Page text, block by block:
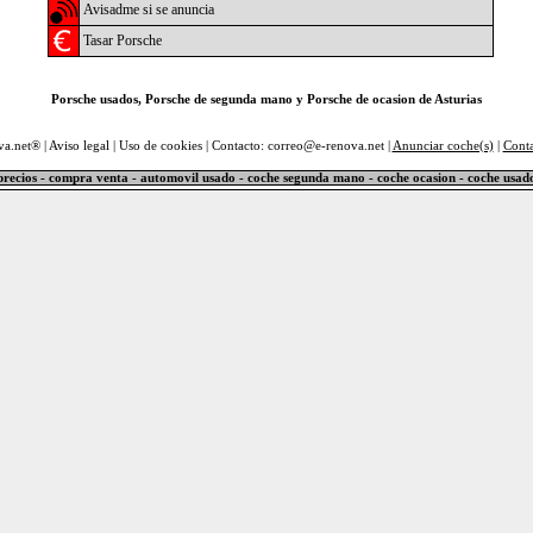
Avisadme si se anuncia
Tasar Porsche
Porsche usados, Porsche de segunda mano y Porsche de ocasion de Asturias
| Aviso legal Uso de cookies| Contacto: correo@e-renova.net | Anunciar coche(s)|
- compra venta - automovil usado - coche segunda mano - coche ocasion - coche